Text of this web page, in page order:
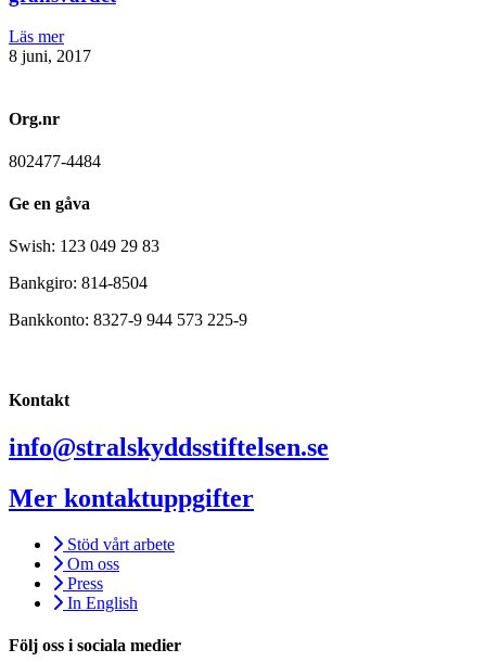
Läs mer
8 juni, 2017
Org.nr
802477-4484
Ge en gåva
Swish: 123 049 29 83
Bankgiro: 814-8504
Bankkonto: 8327-9 944 573 225-9
Kontakt
info@stralskyddsstiftelsen.se
Mer kontaktuppgifter
Stöd vårt arbete
Om oss
Press
In English
Följ oss i sociala medier